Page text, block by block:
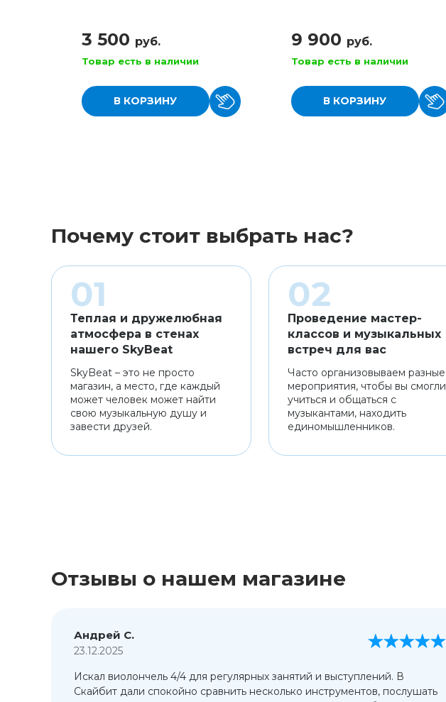
3 500 руб.
Товар есть в наличии
В КОРЗИНУ
9 900 руб.
Товар есть в наличии
В КОРЗИНУ
Почему стоит выбрать нас?
Теплая и дружелюбная
атмосфера в стенах
нашего SkyBeat
SkyBeat – это не просто
магазин, а место, где каждый
может человек может найти
свою музыкальную душу и
завести друзей.
Проведение мастер-
классов и музыкальных
встреч для вас
Часто организовываем разные
мероприятия, чтобы вы смогли
учиться и общаться с
музыкантами, находить
единомышленников.
Отзывы о нашем магазине
Андрей С.
23.12.2025
Искал виолончель 4/4 для регулярных занятий и выступлений. В
Скайбит дали спокойно сравнить несколько инструментов, послушать